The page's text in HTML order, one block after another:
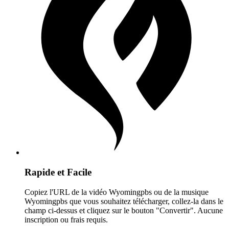
Rapide et Facile
Copiez l'URL de la vidéo Wyomingpbs ou de la musique
Wyomingpbs que vous souhaitez télécharger, collez-la dans le
champ ci-dessus et cliquez sur le bouton "Convertir". Aucune
inscription ou frais requis.